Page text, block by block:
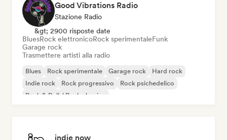
Good Vibrations Radio
Stazione Radio
&gt; 2900 risposte date
BluesRock elettronicoRock sperimentaleFunk
Garage rock
Trasmettere artisti alla radio
Blues Rock sperimentale Garage rock
Hard rock
Indie rock
Rock progressivo
Rock psichedelico
Rock & Roll / Rock classico
indie now